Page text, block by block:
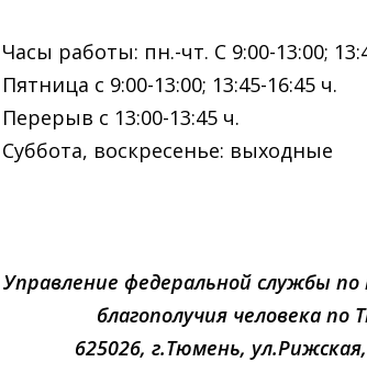
Часы работы: пн.-чт. С 9:00-13:00;
Пятница с 9:00-13:00; 13:45-16:45 ч.
Перерыв с 13:00-13:45 ч.
Суббота, воскресенье: выходные
Управление федеральной службы
благополучия человека
625026, г.Тюмень,